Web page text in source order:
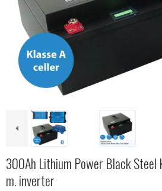
300Ah Lithium Power Black Steel
m. inverter